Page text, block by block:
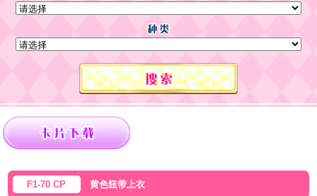
F1-70 CP 黄色纽带上衣